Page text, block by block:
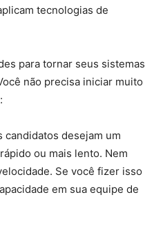
tecnologias de
para tornar seus sistemas
não precisa iniciar muito
candidatos desejam um
rápido ou mais lento. Nem
Se você fizer isso
em sua equipe de